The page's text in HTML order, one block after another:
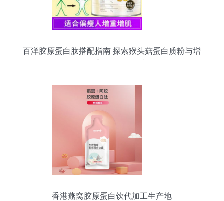
百洋胶原蛋白肽搭配指南 探索猴头菇蛋白质粉与增
香港燕窝胶原蛋白饮代加工生产地